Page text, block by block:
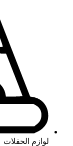
لوازم الحفلات